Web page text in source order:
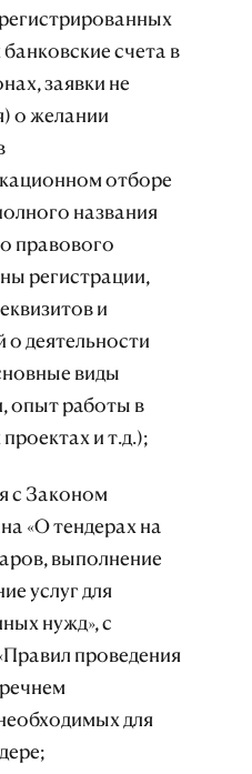
счета в
заявки не
о желании
отборе
названия
правового
регистрации,
и
деятельности
виды
опыт работы в
и т.д.);
с Законом
«О тендерах на
выполнение
услуг для
нужд», с
проведения
для